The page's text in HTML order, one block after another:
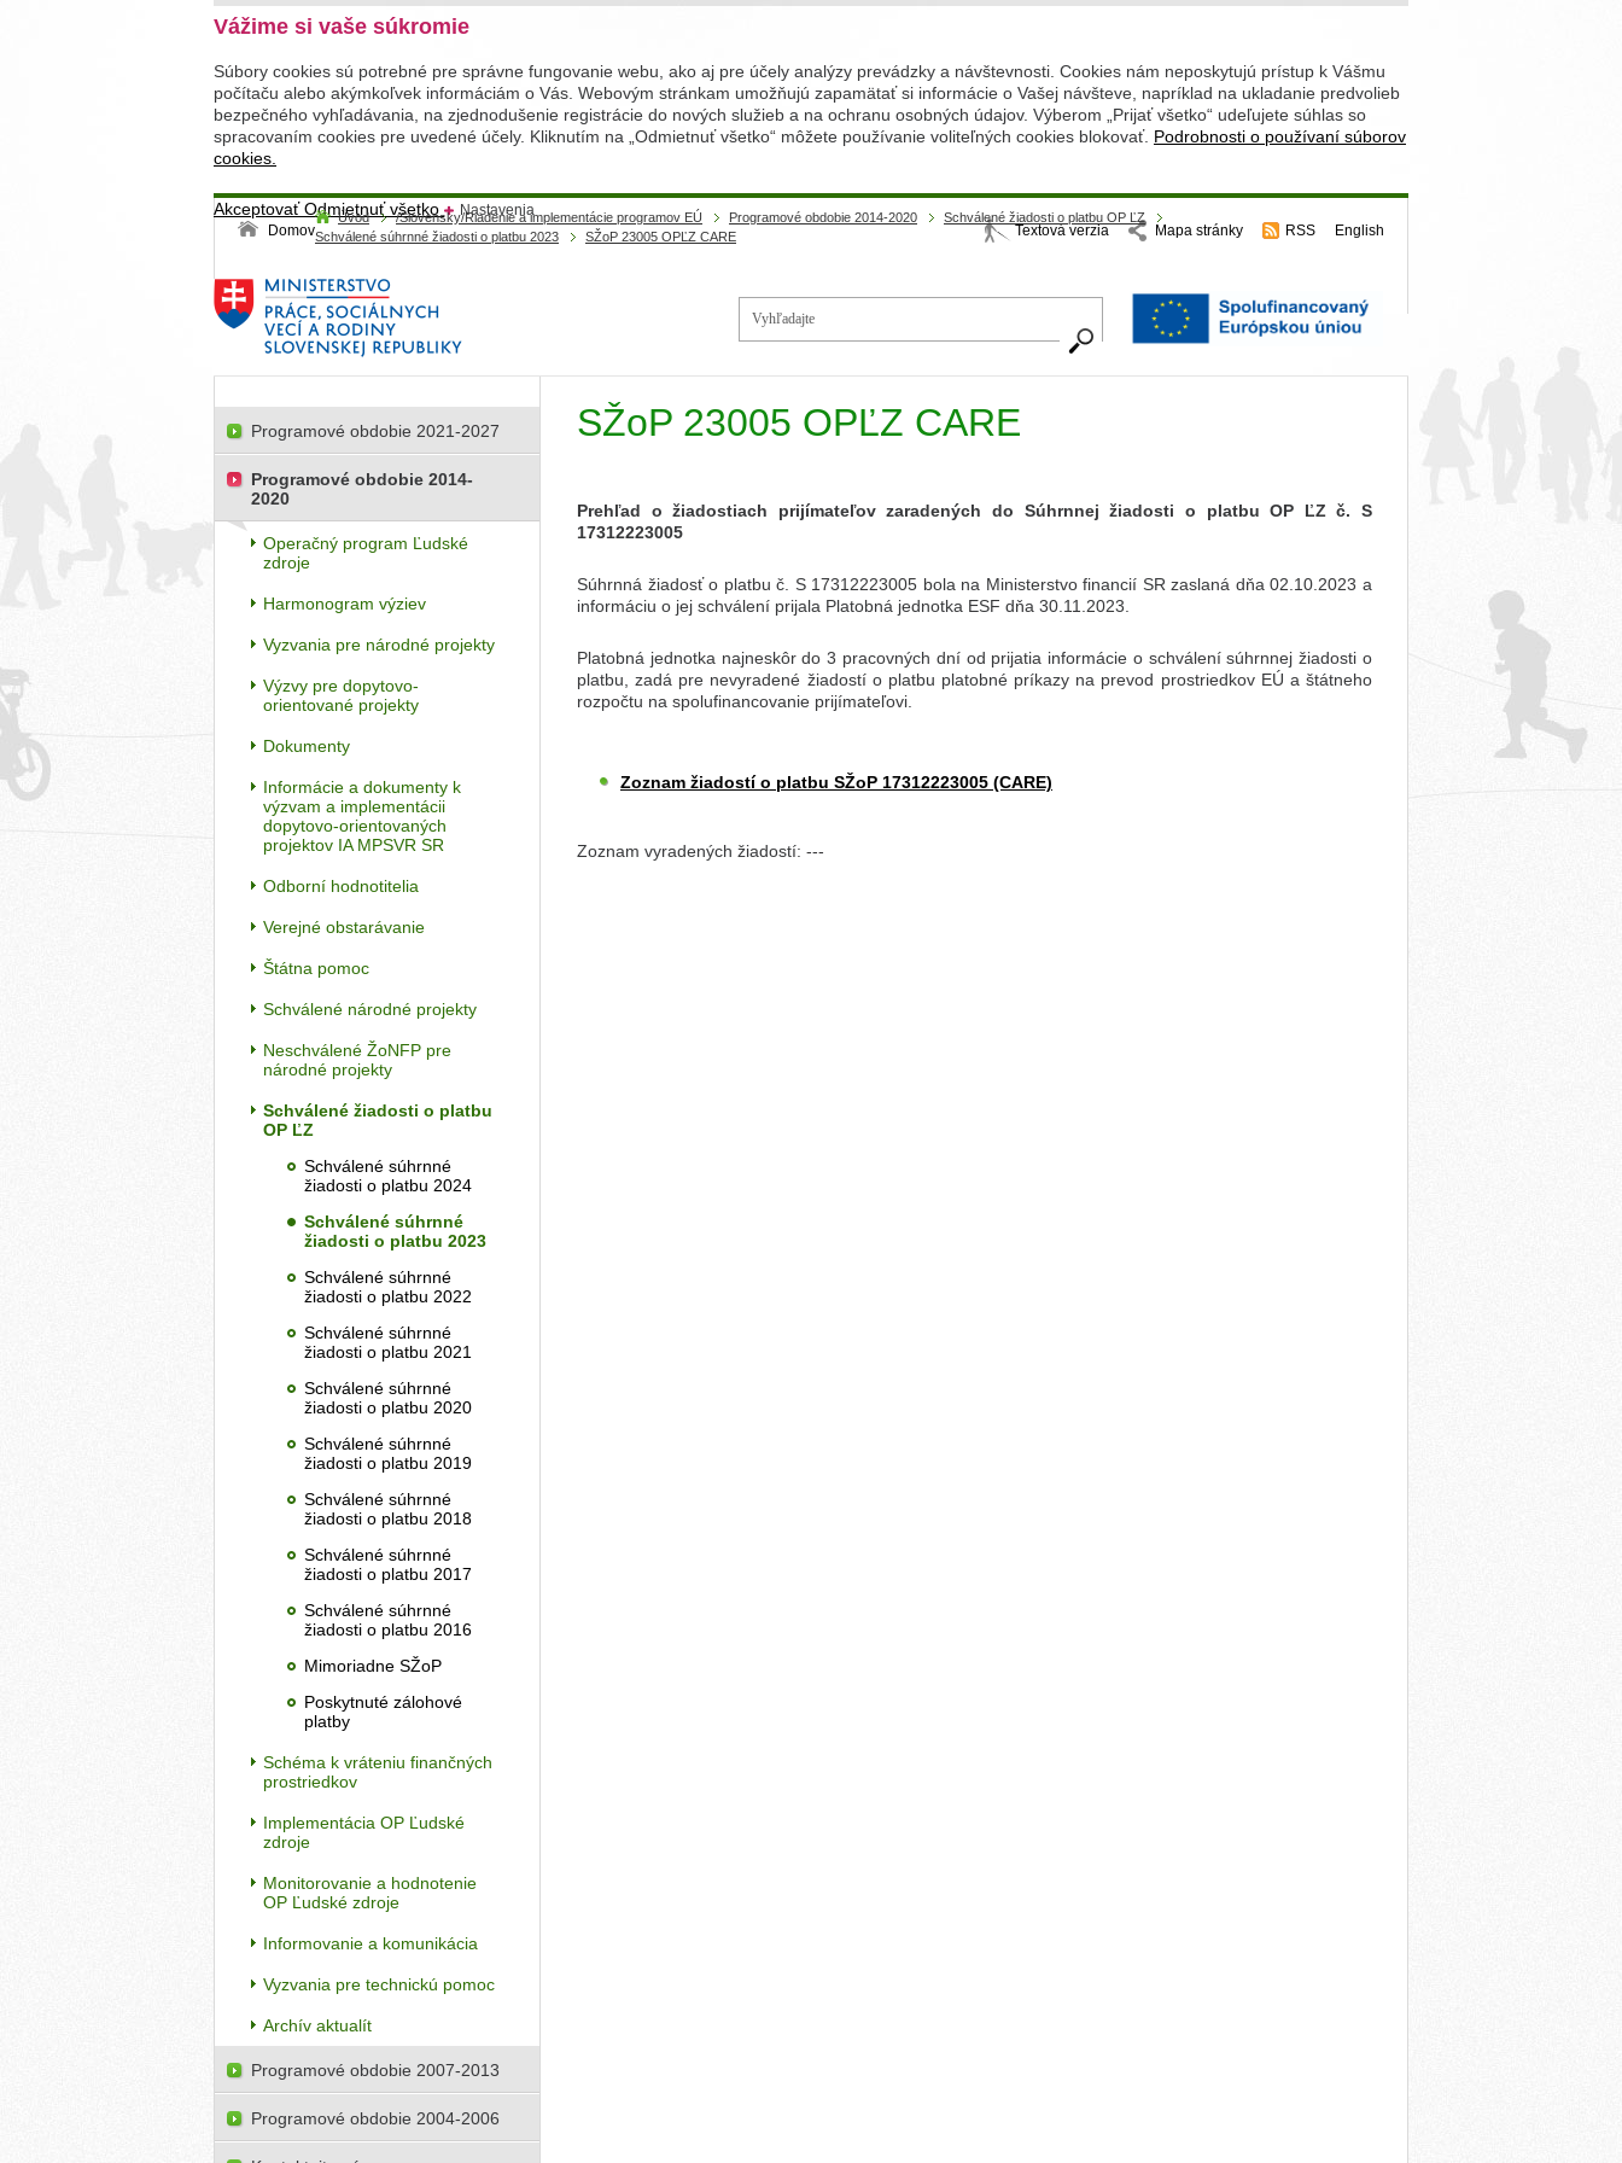
Vážime si vaše súkromie
Súbory cookies sú potrebné pre správne fungovanie webu, ako aj pre účely analýzy prevádzky a návštevnosti. Cookies nám neposkytujú prístup k Vášmu
počítaču alebo akýmkoľvek informáciám o Vás. Webovým stránkam umožňujú zapamätať si informácie o Vašej návšteve, napríklad na ukladanie predvolieb
bezpečného vyhľadávania, na zjednodušenie registrácie do nových služieb a na ochranu osobných údajov. Výberom „Prijať všetko“ udeľujete súhlas so
spracovaním cookies pre uvedené účely. Kliknutím na „Odmietnuť všetko“ môžete používanie voliteľných cookies blokovať. Podrobnosti o používaní súborov
cookies.
AkceptovaťOdmietnuť všetko
Nastavenia
Domov
Textová verzia Mapa stránky RSS English
Úvod /Slovensky/Riadenie a implementácie programov EÚ Programové obdobie 2014-2020
Schválené žiadosti o platbu OP ĽZ
Schválené súhrnné žiadosti o platbu 2023
SŽoP 23005 OPĽZ CARE
SŽoP 23005 OPĽZ CARE
Prehľad o žiadostiach prijímateľov zaradených do Súhrnnej žiadosti o platbu OP ĽZ č. S
17312223005
Súhrnná žiadosť o platbu č. S 17312223005 bola na Ministerstvo financií SR zaslaná dňa 02.10.2023 a
informáciu o jej schválení prijala Platobná jednotka ESF dňa 30.11.2023.
Platobná jednotka najneskôr do 3 pracovných dní od prijatia informácie o schválení súhrnnej žiadosti o
platbu, zadá pre nevyradené žiadostí o platbu platobné príkazy na prevod prostriedkov EÚ a štátneho
rozpočtu na spolufinancovanie prijímateľovi.
Zoznam žiadostí o platbu SŽoP 17312223005 (CARE)
Zoznam vyradených žiadostí: ---
Programové obdobie 2021-2027
Programové obdobie 2014-
2020
Operačný program Ľudské
zdroje
Harmonogram výziev
Vyzvania pre národné projekty
Výzvy pre dopytovo-
orientované projekty
Dokumenty
Informácie a dokumenty k
výzvam a implementácii
dopytovo-orientovaných
projektov IA MPSVR SR
Odborní hodnotitelia
Verejné obstarávanie
Štátna pomoc
Schválené národné projekty
Neschválené ŽoNFP pre
národné projekty
Schválené žiadosti o platbu
OP ĽZ
Schválené súhrnné
žiadosti o platbu 2024
Schválené súhrnné
žiadosti o platbu 2023
Schválené súhrnné
žiadosti o platbu 2022
Schválené súhrnné
žiadosti o platbu 2021
Schválené súhrnné
žiadosti o platbu 2020
Schválené súhrnné
žiadosti o platbu 2019
Schválené súhrnné
žiadosti o platbu 2018
Schválené súhrnné
žiadosti o platbu 2017
Schválené súhrnné
žiadosti o platbu 2016
Mimoriadne SŽoP
Poskytnuté zálohové
platby
Schéma k vráteniu finančných
prostriedkov
Implementácia OP Ľudské
zdroje
Monitorovanie a hodnotenie
OP Ľudské zdroje
Informovanie a komunikácia
Vyzvania pre technickú pomoc
Archív aktualít
Programové obdobie 2007-2013
Programové obdobie 2004-2006